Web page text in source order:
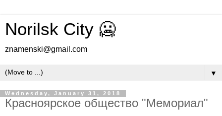
Norilsk City 🥶
znamenski@gmail.com
▼
Wednesday, January 31, 2018
Красноярское общество "Мемориал"